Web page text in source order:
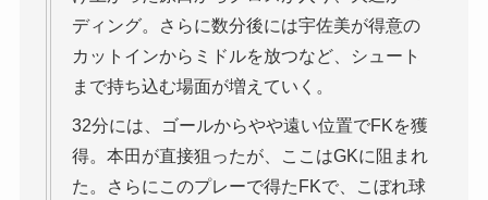
ディング。さらに数分後には宇佐美が得意の
カットインからミドルを放つなど、シュート
まで持ち込む場面が増えていく。
32分には、ゴールからやや遠い位置でFKを獲
得。本田が直接狙ったが、ここはGKに阻まれ
た。さらにこのプレーで得たFKで、こぼれ球